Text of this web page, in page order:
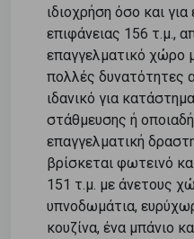
ιδιοχρήση όσο και
επιφάνειας 156 τ.μ.,
επαγγελματικό χώρο
πολλές δυνατότητες
ιδανικό για
στάθμευσης ή
επαγγελματική
βρίσκεται φωτεινό
151 τ.μ. με άνετους
υπνοδωμάτια,
κουζίνα, ένα μπάνιο